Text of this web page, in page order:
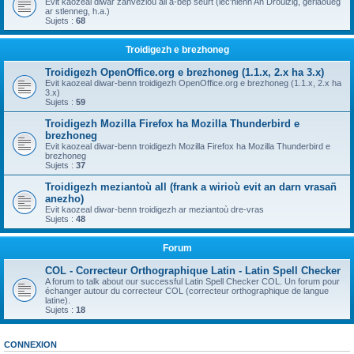
ar stlenneg, h.a.)
Sujets : 68
Troidigezh e brezhoneg
Troidigezh OpenOffice.org e brezhoneg (1.1.x, 2.x ha 3.x)
Evit kaozeal diwar-benn troidigezh OpenOffice.org e brezhoneg (1.1.x, 2.x ha
3.x)
Sujets : 59
Troidigezh Mozilla Firefox ha Mozilla Thunderbird e
brezhoneg
Evit kaozeal diwar-benn troidigezh Mozilla Firefox ha Mozilla Thunderbird e
brezhoneg
Sujets : 37
Troidigezh meziantoù all (frank a wirioù evit an darn vrasañ
anezho)
Evit kaozeal diwar-benn troidigezh ar meziantoù dre-vras
Sujets : 48
Forum
COL - Correcteur Orthographique Latin - Latin Spell Checker
A forum to talk about our successful Latin Spell Checker COL. Un forum pour
échanger autour du correcteur COL (correcteur orthographique de langue
latine).
Sujets : 18
CONNEXION